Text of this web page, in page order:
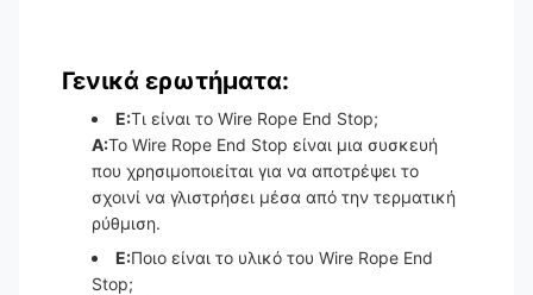
Γενικά ερωτήματα:
Ε:Τι είναι το Wire Rope End Stop;
Α:Το Wire Rope End Stop είναι μια συσκευή
που χρησιμοποιείται για να αποτρέψει το
σχοινί να γλιστρήσει μέσα από την τερματική
ρύθμιση.
Ε:Ποιο είναι το υλικό του Wire Rope End
Stop;